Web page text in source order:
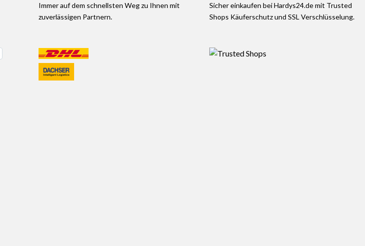
Immer auf dem schnellsten Weg zu Ihnen mit
zuverlässigen Partnern.
Sicher einkaufen bei Hardys24.de mit Trusted
Shops Käuferschutz und SSL Verschlüsselung.